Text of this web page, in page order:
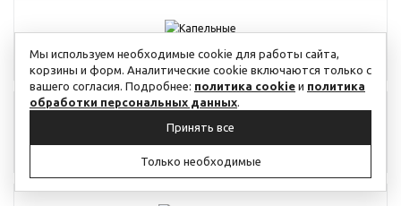
Капельные
Капсульные
Мы используем необходимые cookie для работы сайта,
корзины и форм. Аналитические cookie включаются только с
вашего согласия. Подробнее: политика cookie и политика
обработки персональных данных.
Только необходимые
Принять все